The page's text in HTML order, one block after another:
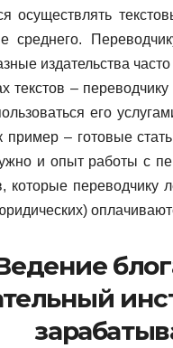
осуществлять
среднего.
издательства
текстов –
его
пример – готовые
и опыт работы с
которые переводчику